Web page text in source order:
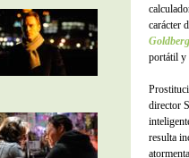
carácter
Goldberg
portátil y
director
resulta